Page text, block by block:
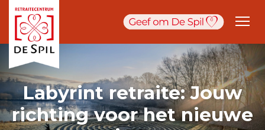
Labyrint retraite: Jouw
richting voor het nieuwe